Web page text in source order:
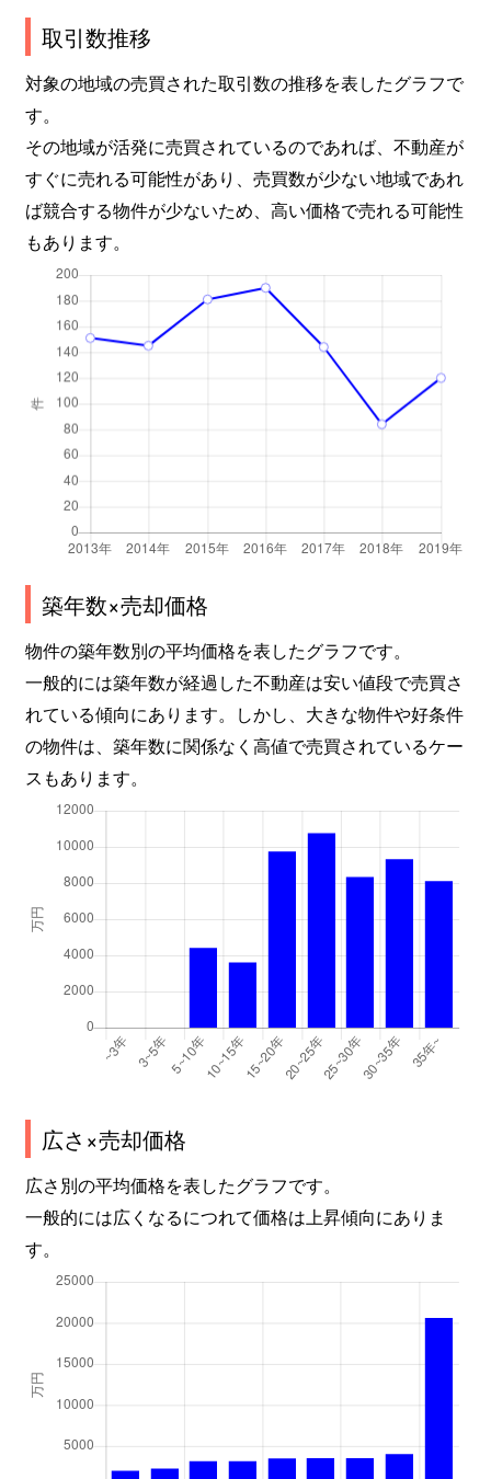
連坊
4,500万円 連坊
連坊小路
六郷
3,000万円 河原町(宮城)
徒
六丁目
6,600万円 荒井(宮城)
徒
六丁の目西町
7,400万円 六丁の目
六丁の目南町
荒井(宮城)
六丁の目元町
六丁の目
若林
河原町(宮城)
若林
若林
6,900万円 河原町(宮城) 徒
取引数推移
対象の地域の売買された取引数の推移を表したグラフで
す。
その地域が活発に売買されているのであれば、不動産が
すぐに売れる可能性があり、売買数が少ない地域であれ
ば競合する物件が少ないため、高い価格で売れる可能性
もあります。
築年数×売却価格
物件の築年数別の平均価格を表したグラフです。
一般的には築年数が経過した不動産は安い値段で売買さ
れている傾向にあります。しかし、大きな物件や好条件
の物件は、築年数に関係なく高値で売買されているケー
スもあります。
広さ×売却価格
広さ別の平均価格を表したグラフです。
一般的には広くなるにつれて価格は上昇傾向にありま
す。